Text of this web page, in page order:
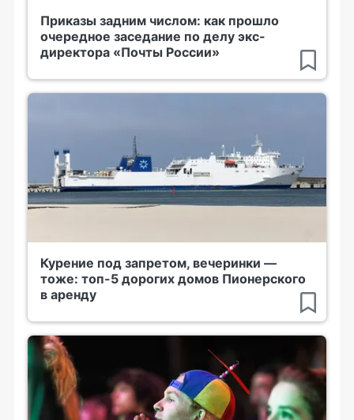
Приказы задним числом: как прошло
очередное заседание по делу экс-
директора «Почты России»
Курение под запретом, вечеринки —
тоже: топ-5 дорогих домов Пионерского
в аренду